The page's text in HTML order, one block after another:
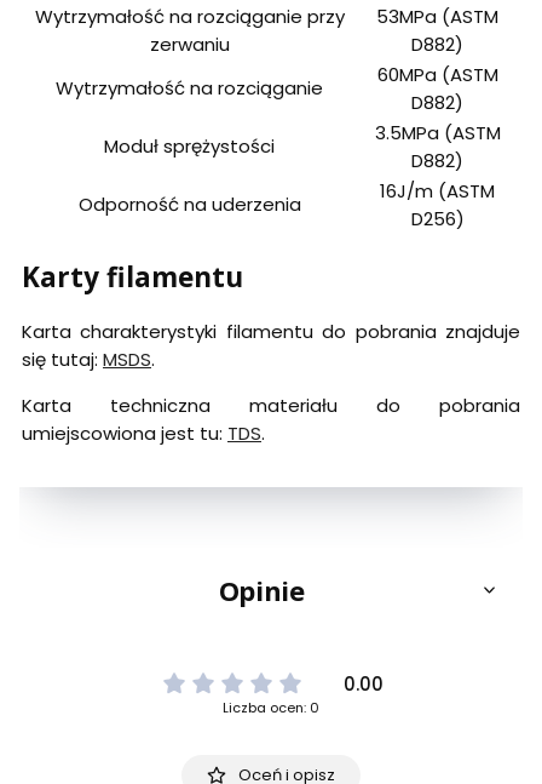
Wytrzymałość na rozciąganie przy
zerwaniu
53MPa (ASTM
D882)
Wytrzymałość na rozciąganie
60MPa (ASTM
D882)
Moduł sprężystości
3.5MPa (ASTM
D882)
Odporność na uderzenia
16J/m (ASTM
D256)
Karty filamentu
Karta charakterystyki filamentu do pobrania znajduje
się tutaj: MSDS.
Karta techniczna materiału do pobrania
umiejscowiona jest tu: TDS.
Opinie
0.00
Liczba ocen: 0
Oceń i opisz